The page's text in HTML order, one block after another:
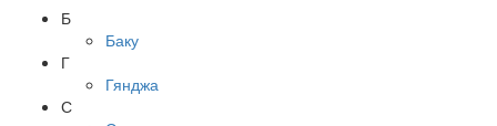
Б
Баку
Г
Гянджа
С